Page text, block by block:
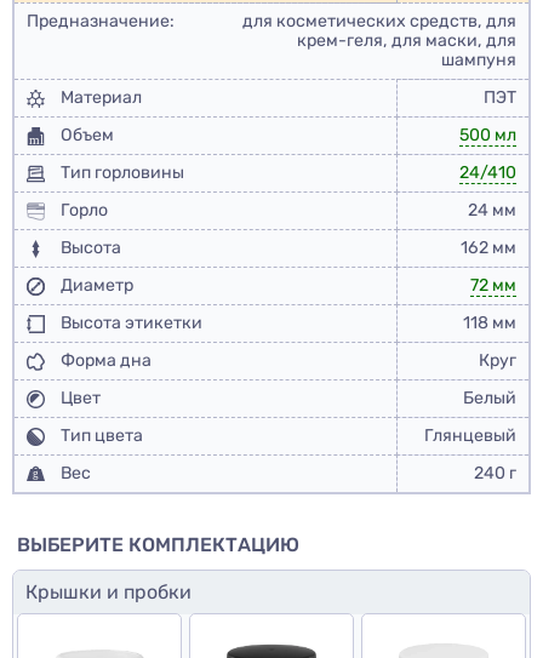
Предназначение:
для косметических средств, для
крем-геля, для маски, для
шампуня
Материал
ПЭТ
Объем
500 мл
Тип горловины
24/410
Горло
24 мм
Высота
162 мм
Диаметр
72 мм
Высота этикетки
118 мм
Форма дна
Круг
Цвет
Белый
Тип цвета
Глянцевый
Вес
240 г
ВЫБЕРИТЕ КОМПЛЕКТАЦИЮ
Крышки и пробки